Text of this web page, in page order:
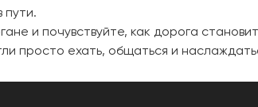
пути.
и почувствуйте, как дорога
просто ехать, общаться и